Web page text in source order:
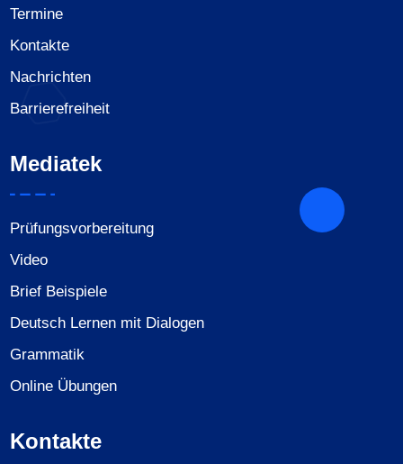
Termine
Kontakte
Nachrichten
Barrierefreiheit
Mediatek
Prüfungsvorbereitung
Video
Brief Beispiele
Deutsch Lernen mit Dialogen
Grammatik
Online Übungen
Kontakte